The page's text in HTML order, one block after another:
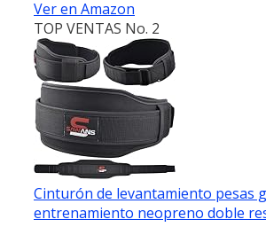
Ver en Amazon
TOP VENTAS No. 2
Cinturón de levantamiento pesas
entrenamiento neopreno doble